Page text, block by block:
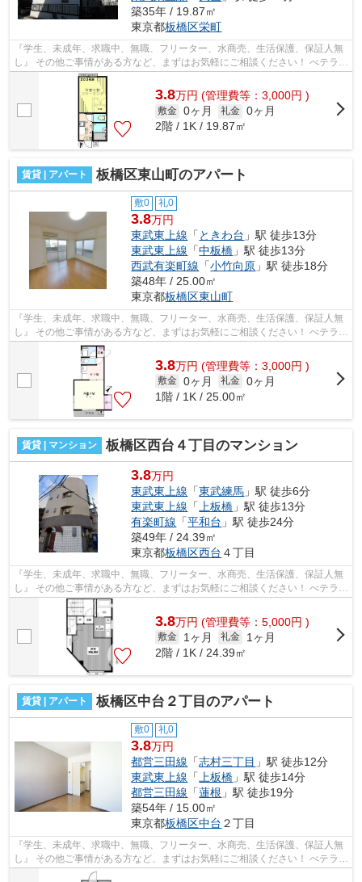
築35年 / 19.87㎡
東京都板橋区栄町
『学生、未成年、求職中、無職、フリーター、水商売、生活保護、保証人無
し』 その他ご事情がある方など、まずはお気軽にご相談ください！ べテラン
スタッフが対応致しますのでご希望...
3.8万円 (管理費等：3,000円 )
敷金 0ヶ月 礼金 0ヶ月
2階 / 1K / 19.87㎡
賃貸 | アパート 板橋区東山町のアパート
敷0 礼0
3.8万円
東武東上線 「 ときわ台 」駅 徒歩13分
東武東上線 「中板橋 」駅 徒歩13分
西武有楽町線 「小竹向原 」駅 徒歩18分
築48年 / 25.00㎡
東京都板橋区東山町
『学生、未成年、求職中、無職、フリーター、水商売、生活保護、保証人無
し』 その他ご事情がある方など、まずはお気軽にご相談ください！ べテラン
スタッフが対応致しますのでご希望...
3.8万円 (管理費等：3,000円 )
敷金 0ヶ月 礼金 0ヶ月
1階 / 1K / 25.00㎡
賃貸 | マンション 板橋区西台４丁目のマンション
3.8万円
東武東上線 「東武練馬 」駅 徒歩6分
東武東上線 「 上板橋 」駅 徒歩13分
有楽町線 「平和台 」駅 徒歩24分
築49年 / 24.39㎡
東京都板橋区西台 ４丁目
『学生、未成年、求職中、無職、フリーター、水商売、生活保護、保証人無
し』 その他ご事情がある方など、まずはお気軽にご相談ください！ べテラン
スタッフが対応致しますのでご希望...
3.8万円 (管理費等：5,000円 )
敷金 1ヶ月 礼金
1ヶ月
2階 / 1K / 24.39㎡
賃貸 | アパート 板橋区中台２丁目のアパート
敷0 礼0
3.8万円
都営三田線 「志村三丁目 」駅 徒歩12分
東武東上線 「 上板橋 」駅 徒歩14分
都営三田線 「蓮根 」駅 徒歩19分
築54年 / 15.00㎡
東京都板橋区中台 ２丁目
『学生、未成年、求職中、無職、フリーター、水商売、生活保護、保証人無
し』 その他ご事情がある方など、まずはお気軽にご相談ください！ べテラン
スタッフが対応致しますので必ずご...